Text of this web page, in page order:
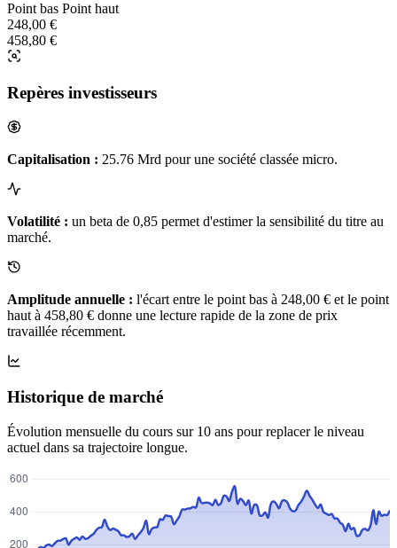
Point bas Point haut
248,00 €
458,80 €
Repères investisseurs
Capitalisation : 25.76 Mrd pour une société classée micro.
Volatilité : un beta de 0,85 permet d'estimer la sensibilité du titre au
marché.
Amplitude annuelle : l'écart entre le point bas à 248,00 € et le point
haut à 458,80 € donne une lecture rapide de la zone de prix
travaillée récemment.
Historique de marché
Évolution mensuelle du cours sur 10 ans pour replacer le niveau
actuel dans sa trajectoire longue.